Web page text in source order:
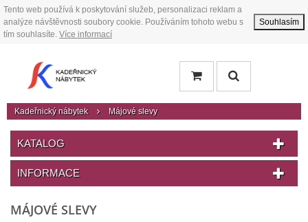
Tento web používá k poskytování služeb, personalizaci reklam a
analýze návštěvnosti soubory cookie. Používáním tohoto webu s
tím souhlasíte. Více informací
Souhlasím
Kadeřnický nábytek Májové slevy
KATALOG
INFORMACE
MÁJOVÉ SLEVY